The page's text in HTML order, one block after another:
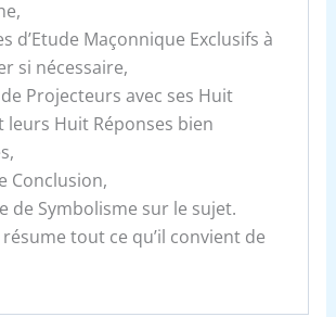
d’Etude Maçonnique Exclusifs à
si nécessaire,
Projecteurs avec ses Huit
leurs Huit Réponses bien
Conclusion,
de Symbolisme sur le sujet.
tout ce qu’il convient de